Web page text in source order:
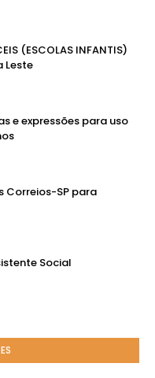
(ESCOLAS INFANTIS)
Leste
e expressões para uso
Correios-SP para
Social